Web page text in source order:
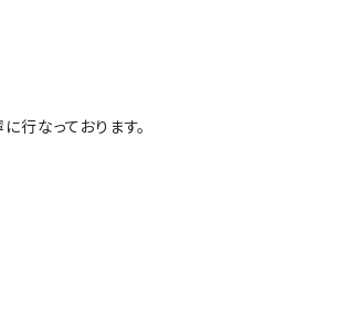
行なっております。